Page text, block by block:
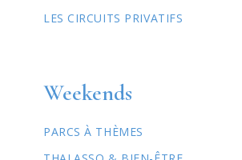
LES CIRCUITS PRIVATIFS
Weekends
PARCS À THÈMES